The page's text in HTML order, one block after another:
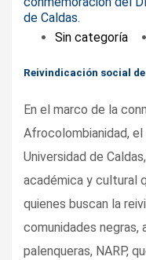
Sin categoría
Reivindicación social
En el marco de la
Afrocolombianidad,
Universidad de
académica y cultural
quienes buscan la
comunidades negras,
palenqueras, NARP,